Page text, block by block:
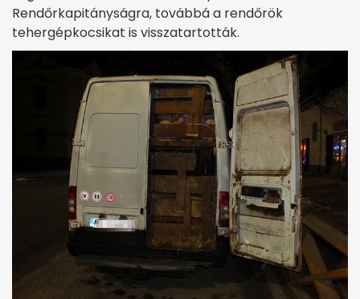
Rendőrkapitányságra, továbbá a rendőrök
tehergépkocsikat is visszatartották.